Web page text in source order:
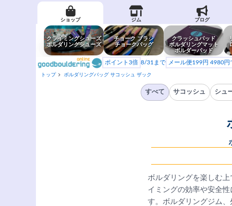
ショップ ジム ブログ
クライミングシューズ
ボルダリングシューズ
チョーク ブラシ
チョークバッグ
クラッシュパッド
ボルダリングマット
ボルダーパッド
ポイント3倍 8/31まで メール便199円 4980円
トップ ボルダリングバッグ サコッシュ ザック
すべて サコッシュ シュ
ボルダリングを楽しむ
イミングの効率や安全
す。ボルダリングジム